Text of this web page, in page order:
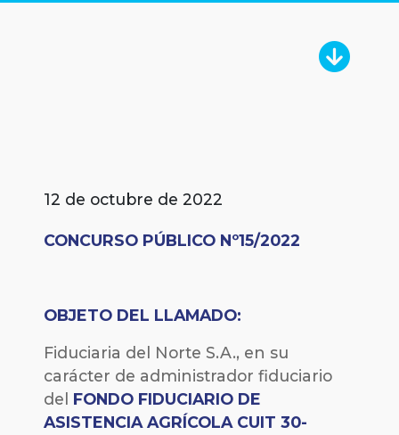
12 de octubre de 2022
CONCURSO PÚBLICO Nº15/2022
OBJETO DEL LLAMADO:
Fiduciaria del Norte S.A., en su
carácter de administrador fiduciario
del FONDO FIDUCIARIO DE
ASISTENCIA AGRÍCOLA CUIT 30-